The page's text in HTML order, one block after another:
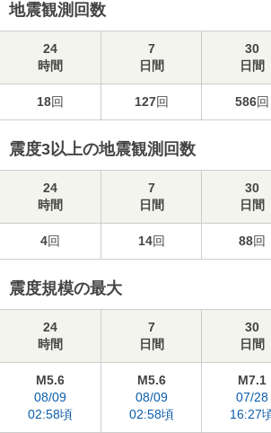
地震観測回数
24
時間
7
日間
30
日間
18回 127回 586回
震度3以上の地震観測回数
24
時間
7
日間
30
日間
4回 14回 88回
震度規模の最大
24
時間
7
日間
30
日間
M5.6
08/09
02:58頃
M5.6
08/09
02:58頃
M7.1
07/28
16:27